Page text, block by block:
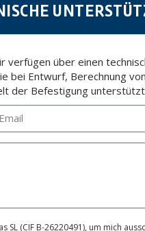
über einen
bei Entwurf, Berechnung
der Befestigung
(CIF B-26220491), um mich